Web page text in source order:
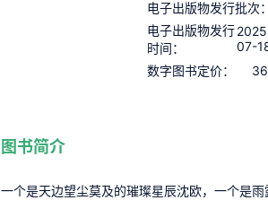
电子出版物发行批次
电子出版物发行
时间：
07-
数字图书定价：
图书简介
一个是天边望尘莫及的璀璨星辰沈欧，一个是